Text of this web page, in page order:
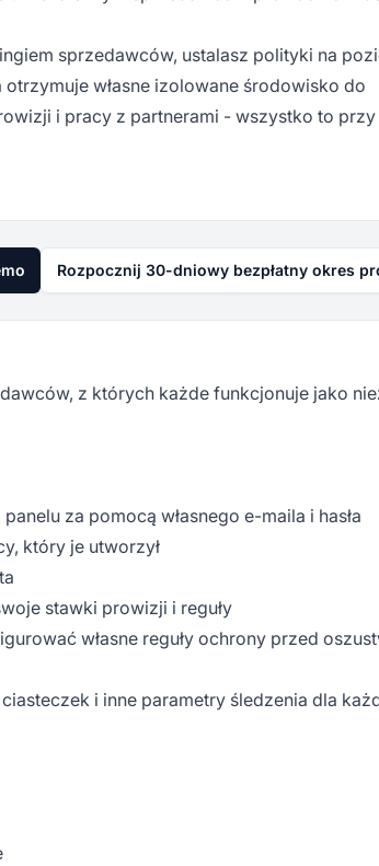
sprzedawców, ustalasz polityki na
własne izolowane środowisko do
i pracy z partnerami - wszystko to
Rozpocznij 30-dniowy bezpłatny okres
z których każde funkcjonuje jako
za pomocą własnego e-maila i hasła
który je utworzył
stawki prowizji i reguły
własne reguły ochrony przed
i inne parametry śledzenia dla